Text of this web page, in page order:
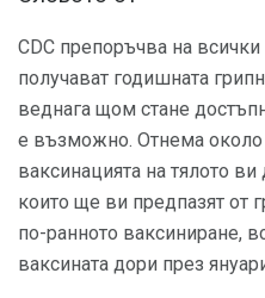
CDC препоръчва на
получават годишната
веднага щом стане
е възможно. Отнема
ваксинацията на тялото
които ще ви предпазят от
по-ранното ваксиниране,
ваксината дори през